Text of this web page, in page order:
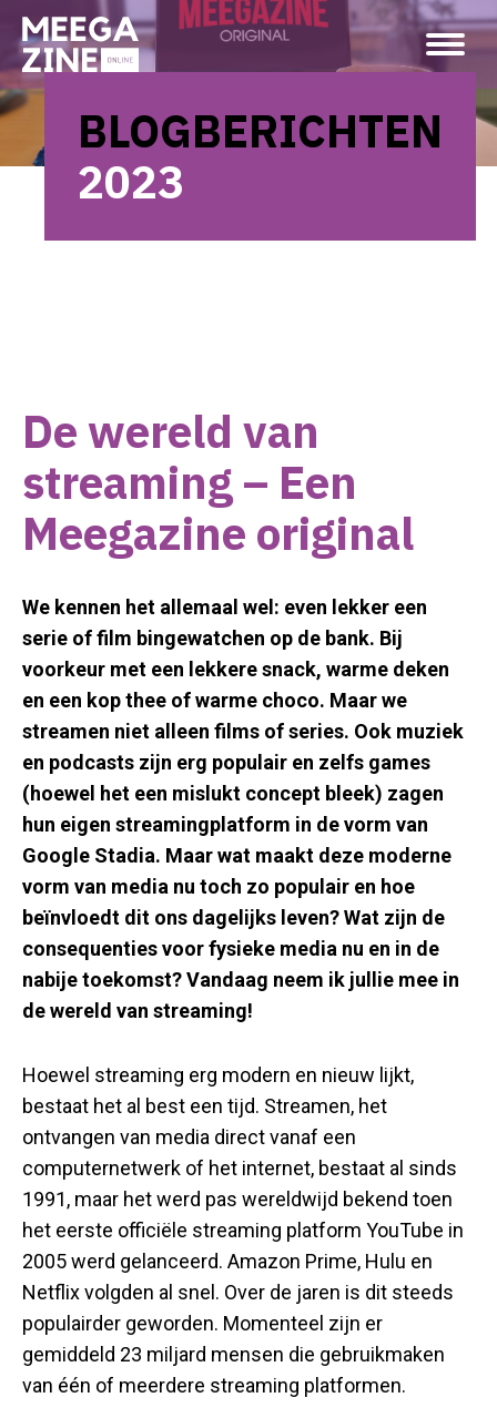
BLOGBERICHTEN
2023
De wereld van
streaming – Een
Meegazine original
We kennen het allemaal wel: even lekker een
serie of film bingewatchen op de bank. Bij
voorkeur met een lekkere snack, warme deken
en een kop thee of warme choco. Maar we
streamen niet alleen films of series. Ook muziek
en podcasts zijn erg populair en zelfs games
(hoewel het een mislukt concept bleek) zagen
hun eigen streamingplatform in de vorm van
Google Stadia. Maar wat maakt deze moderne
vorm van media nu toch zo populair en hoe
beïnvloedt dit ons dagelijks leven? Wat zijn de
consequenties voor fysieke media nu en in de
nabije toekomst? Vandaag neem ik jullie mee in
de wereld van streaming!
Hoewel streaming erg modern en nieuw lijkt,
bestaat het al best een tijd. Streamen, het
ontvangen van media direct vanaf een
computernetwerk of het internet, bestaat al sinds
1991, maar het werd pas wereldwijd bekend toen
het eerste officiële streaming platform YouTube in
2005 werd gelanceerd. Amazon Prime, Hulu en
Netflix volgden al snel. Over de jaren is dit steeds
populairder geworden. Momenteel zijn er
gemiddeld 23 miljard mensen die gebruikmaken
van één of meerdere streaming platformen.